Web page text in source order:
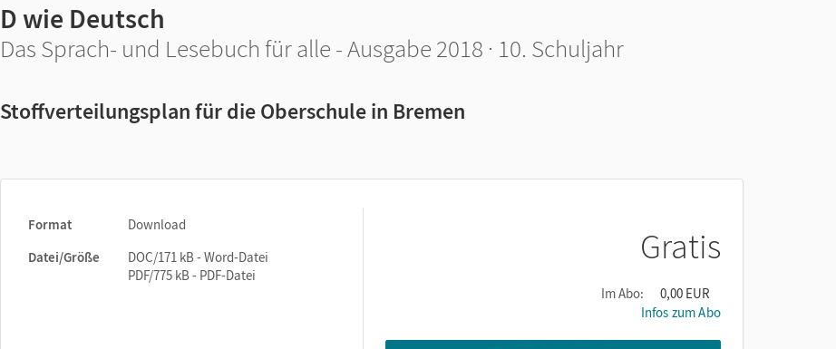
D wie Deutsch
Das Sprach- und Lesebuch für alle - Ausgabe 2018 · 10. Schuljahr
Stoffverteilungsplan für die Oberschule in Bremen
Format
Download
Datei/Größe
DOC/171 kB - Word-Datei
PDF/775 kB - PDF-Datei
Gratis
Im Abo:
0,00 EUR
Infos zum Abo